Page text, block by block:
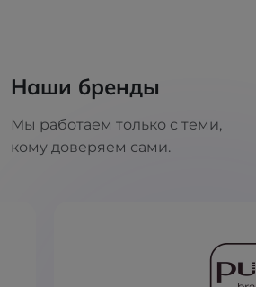
Наши бренды
Мы работаем только с теми,
кому доверяем сами.